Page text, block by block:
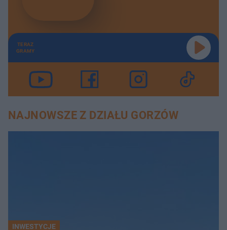
TERAZ
GRAMY
NAJNOWSZE Z DZIAŁU GORZÓW
INWESTYCJE